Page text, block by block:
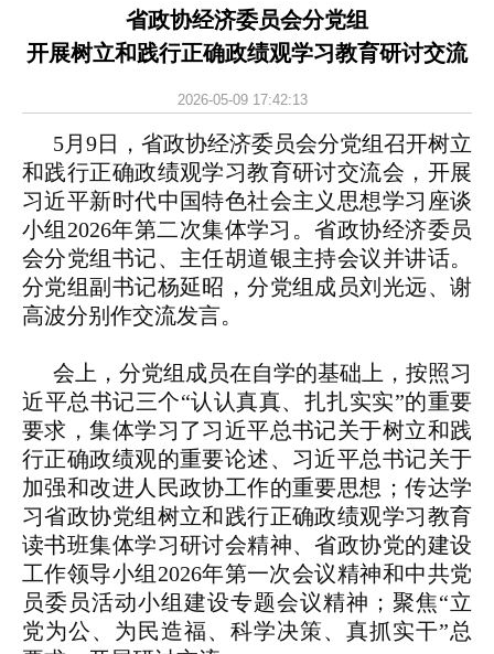
省政协经济委员会分党组
开展树立和践行正确政绩观学习教育研讨交流
2026-05-09 17:42:13
5月9日，省政协经济委员会分党组召开树立
和践行正确政绩观学习教育研讨交流会，开展
习近平新时代中国特色社会主义思想学习座谈
小组2026年第二次集体学习。省政协经济委员
会分党组书记、主任胡道银主持会议并讲话。
分党组副书记杨延昭，分党组成员刘光远、谢
高波分别作交流发言。
会上，分党组成员在自学的基础上，按照习
近平总书记三个“认认真真、扎扎实实”的重要
要求，集体学习了习近平总书记关于树立和践
行正确政绩观的重要论述、习近平总书记关于
加强和改进人民政协工作的重要思想；传达学
习省政协党组树立和践行正确政绩观学习教育
读书班集体学习研讨会精神、省政协党的建设
工作领导小组2026年第一次会议精神和中共党
员委员活动小组建设专题会议精神；聚焦“立
党为公、为民造福、科学决策、真抓实干”总